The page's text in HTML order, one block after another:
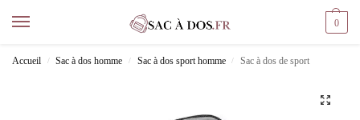
0
Accueil / Sac à dos homme / Sac à dos sport homme / Sac à dos de sport